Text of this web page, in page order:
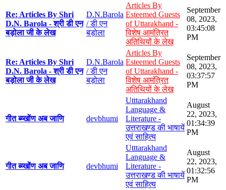
Re: Articles By Shri
D.N. Barola - श्री डी एन
बड़ोला जी के लेख
D.N.Barola
/ डी एन
बड़ोला
Articles By
Esteemed Guests
of Uttarakhand -
विशेष आमंत्रित
अतिथियों के लेख
September
08, 2023,
03:45:08
PM
Re: Articles By Shri
D.N. Barola - श्री डी एन
बड़ोला जी के लेख
D.N.Barola
/ डी एन
बड़ोला
Articles By
Esteemed Guests
of Uttarakhand -
विशेष आमंत्रित
अतिथियों के लेख
September
08, 2023,
03:37:57
PM
गीत ब्य्खोंण अब जाणि devbhumi
Utttarakhand
Language &
Literature -
उत्तराखण्ड की भाषायें
एवं साहित्य
August
22, 2023,
01:34:39
PM
गीत ब्य्खोंण अब जाणि devbhumi
Utttarakhand
Language &
Literature -
उत्तराखण्ड की भाषायें
एवं साहित्य
August
22, 2023,
01:32:56
PM